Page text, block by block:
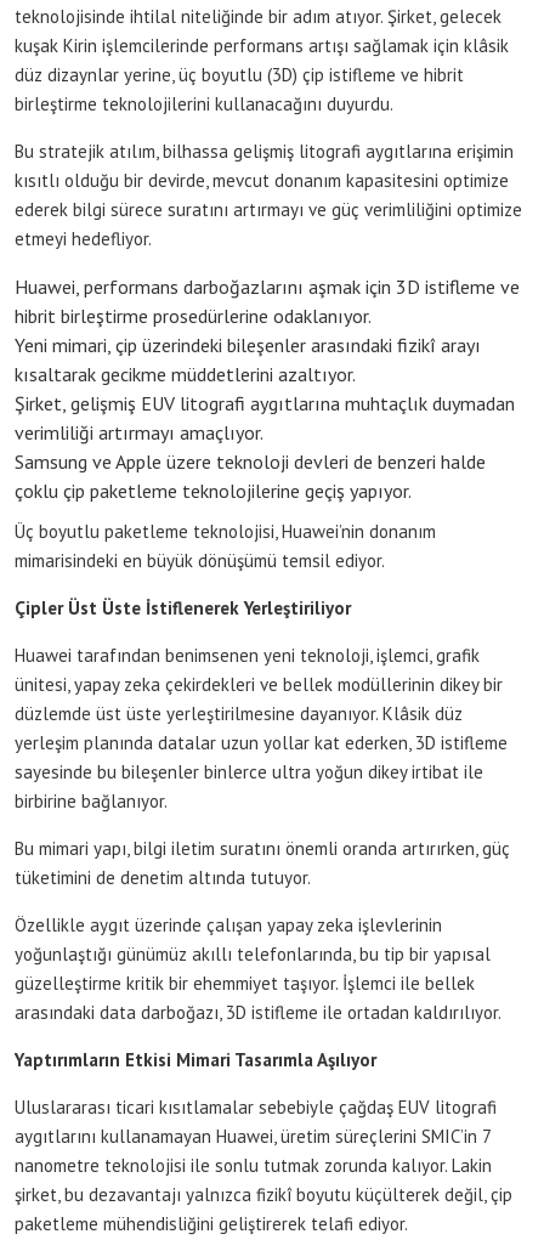
teknolojisinde ihtilal niteliğinde bir adım atıyor. Şirket, gelecek
kuşak Kirin işlemcilerinde performans artışı sağlamak için klâsik
düz dizaynlar yerine, üç boyutlu (3D) çip istifleme ve hibrit
birleştirme teknolojilerini kullanacağını duyurdu.
Bu stratejik atılım, bilhassa gelişmiş litografi aygıtlarına erişimin
kısıtlı olduğu bir devirde, mevcut donanım kapasitesini optimize
ederek bilgi sürece suratını artırmayı ve güç verimliliğini optimize
etmeyi hedefliyor.
Huawei, performans darboğazlarını aşmak için 3D istifleme ve
hibrit birleştirme prosedürlerine odaklanıyor.
Yeni mimari, çip üzerindeki bileşenler arasındaki fizikî arayı
kısaltarak gecikme müddetlerini azaltıyor.
Şirket, gelişmiş EUV litografi aygıtlarına muhtaçlık duymadan
verimliliği artırmayı amaçlıyor.
Samsung ve Apple üzere teknoloji devleri de benzeri halde
çoklu çip paketleme teknolojilerine geçiş yapıyor.
Üç boyutlu paketleme teknolojisi, Huawei’nin donanım
mimarisindeki en büyük dönüşümü temsil ediyor.
Çipler Üst Üste İstiflenerek Yerleştiriliyor
Huawei tarafından benimsenen yeni teknoloji, işlemci, grafik
ünitesi, yapay zeka çekirdekleri ve bellek modüllerinin dikey bir
düzlemde üst üste yerleştirilmesine dayanıyor. Klâsik düz
yerleşim planında datalar uzun yollar kat ederken, 3D istifleme
sayesinde bu bileşenler binlerce ultra yoğun dikey irtibat ile
birbirine bağlanıyor.
Bu mimari yapı, bilgi iletim suratını önemli oranda artırırken, güç
tüketimini de denetim altında tutuyor.
Özellikle aygıt üzerinde çalışan yapay zeka işlevlerinin
yoğunlaştığı günümüz akıllı telefonlarında, bu tip bir yapısal
güzelleştirme kritik bir ehemmiyet taşıyor. İşlemci ile bellek
arasındaki data darboğazı, 3D istifleme ile ortadan kaldırılıyor.
Yaptırımların Etkisi Mimari Tasarımla Aşılıyor
Uluslararası ticari kısıtlamalar sebebiyle çağdaş EUV litografi
aygıtlarını kullanamayan Huawei, üretim süreçlerini SMIC’in 7
nanometre teknolojisi ile sonlu tutmak zorunda kalıyor. Lakin
şirket, bu dezavantajı yalnızca fizikî boyutu küçülterek değil, çip
paketleme mühendisliğini geliştirerek telafi ediyor.